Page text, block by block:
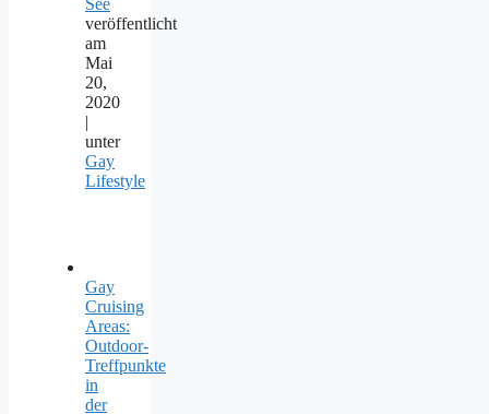
See
veröffentlicht
am
Mai
20,
2020
|
unter
Gay
Lifestyle
Gay
Cruising
Areas:
Outdoor-
Treffpunkte
in
der